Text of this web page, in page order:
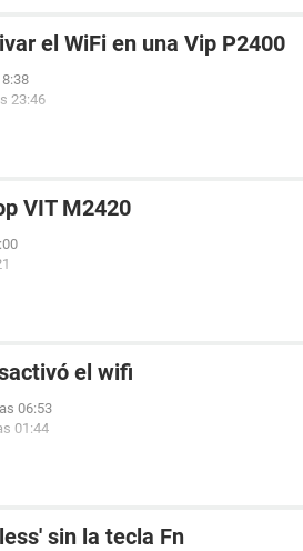
el WiFi en una Vip P2400
23:46
VIT M2420
el wifi
06:53
01:44
sin la tecla Fn